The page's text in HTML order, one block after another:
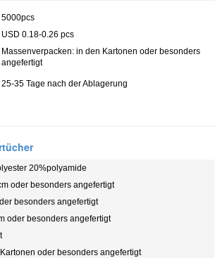
5000pcs
USD 0.18-0.26 pcs
Massenverpacken: in den Kartonen oder besonders
angefertigt
25-35 Tage nach der Ablagerung
20%polyamide
oder besonders angefertigt
besonders angefertigt
oder besonders angefertigt
oder besonders angefertigt